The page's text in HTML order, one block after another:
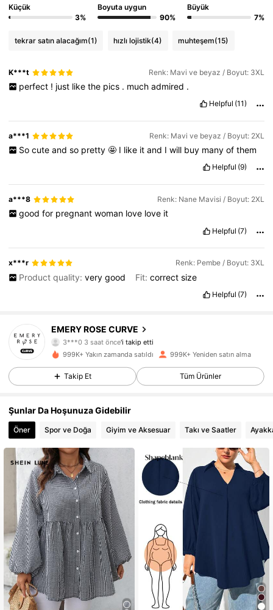
Küçük
3%
Boyuta uygun
90%
Büyük
7%
tekrar satın alacağım(1) hızlı lojistik(4) muhteşem(15)
K***t Renk: Mavi ve beyaz / Boyut: 3XL
perfect ! just like the pics . much admired .
Helpful (11)
a***1 Renk: Mavi ve beyaz / Boyut: 2XL
So cute and so pretty 🤩 I like it and I will buy many of them
Helpful (9)
a***8 Renk: Nane Mavisi / Boyut: 2XL
good for pregnant woman love love it
Helpful (7)
x***r Renk: Pembe / Boyut: 3XL
Product quality: very good Fit: correct size
Helpful (7)
EMERY ROSE CURVE
3***0 3 saat önce 'i takip etti
4,81
1M Takipçiler
4,81 1M Takipçiler
4,81 1M Takipçiler
4,81 1M Takipçiler
4,81 1M Takipçiler
999K+ Yakın zamanda satıldı 999K+ Yeniden satın alma
Takip Et Tüm Ürünler
Şunlar Da Hoşunuza Gidebilir
Öner Spor ve Doğa Giyim ve Aksesuar Takı ve Saatler